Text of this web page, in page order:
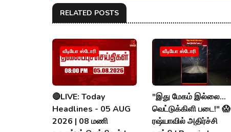
RELATED POSTS
வீடியோ ஸ்டோரி
🔴LIVE: Today
Headlines - 05 AUG
2026 | 08 மணி
வீடியோ ஸ்டோரி
"இது மேகம் இல்லை...
வெட்டுக்கிளி படை!" 😱
ரஷ்யாவில் அதிர்ச்சி